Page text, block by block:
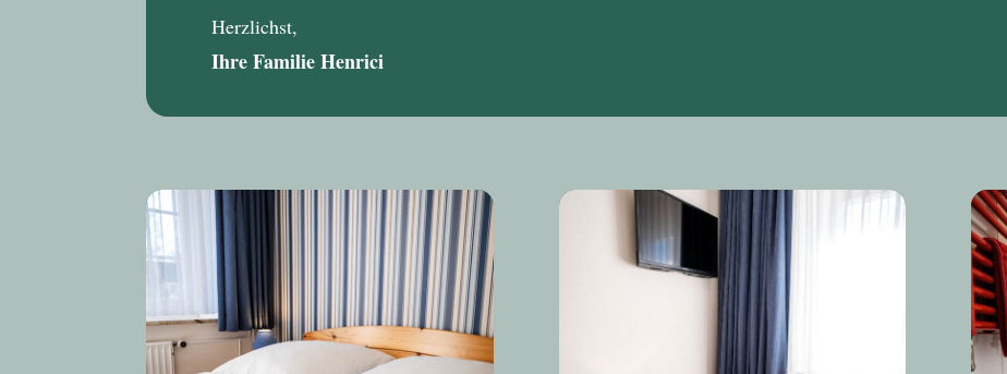
Herzlichst,
Ihre Familie Henrici